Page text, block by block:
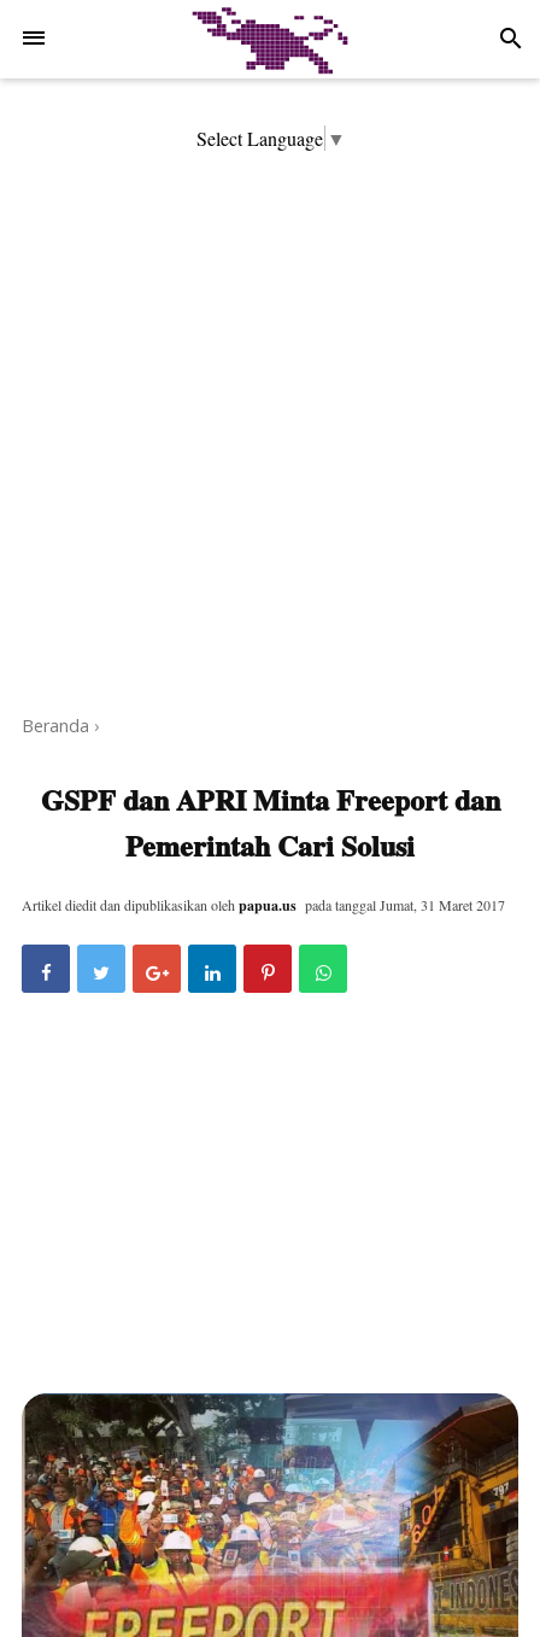
search
Select Language ▼
Beranda ›
GSPF dan APRI Minta Freeport dan
Pemerintah Cari Solusi
Artikel diedit dan dipublikasikan oleh papua.us pada tanggalJumat, 31 Maret 2017